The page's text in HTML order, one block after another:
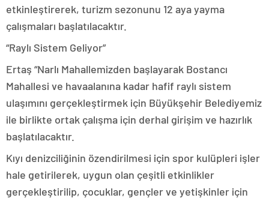
etkinleştirerek, turizm sezonunu 12 aya yayma
çalışmaları başlatılacaktır.
“Raylı Sistem Geliyor”
Ertaş “Narlı Mahallemizden başlayarak Bostancı
Mahallesi ve havaalanına kadar hafif raylı sistem
ulaşımını gerçekleştirmek için Büyükşehir Belediyemiz
ile birlikte ortak çalışma için derhal girişim ve hazırlık
başlatılacaktır.
Kıyı denizciliğinin özendirilmesi için spor kulüpleri işler
hale getirilerek, uygun olan çeşitli etkinlikler
gerçekleştirilip, çocuklar, gençler ve yetişkinler için